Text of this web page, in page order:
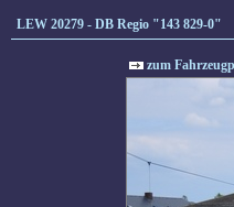
LEW 20279 - DB Regio "143 829-0"
zum